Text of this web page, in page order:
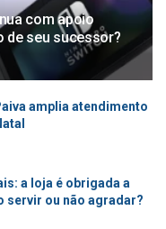
com apoio
de seu sucessor?
amplia atendimento
a loja é obrigada a
servir ou não agradar?